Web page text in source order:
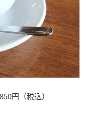
円（税込）